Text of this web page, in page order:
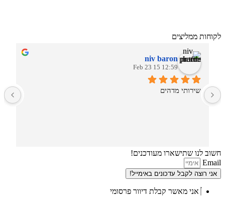
לקוחות ממליצים
niv baron
12:59 15 Feb 23
שירותי מדהים
חשוב לנו שתישארו מעודכנים!
Email
אני רוצה לקבל עדכונים באימייל!
אני מאשר קבלת דיוור פרסומי